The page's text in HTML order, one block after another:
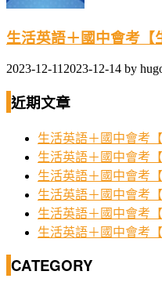
生活英語＋國中會考【
2023-12-11 2023-12-14 by
近期文章
生活英語＋國中會考
生活英語＋國中會考
生活英語＋國中會考
生活英語＋國中會考
生活英語＋國中會考
生活英語＋國中會考
CATEGORY